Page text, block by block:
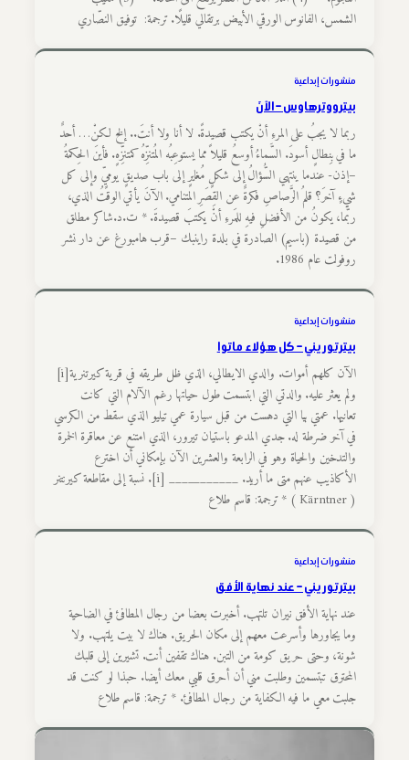
الشمس، الفانوس الورقي الأبیض برتقالي قلیلًا. ترجمة: توفيق النصّاري
منشورات إبداعية
بيتر ووترهاوس – الآنَ
ربما لا يجبُ على المرءِ أنْ يكتب قصيدةً. لا أنا ولا أنتَ.. إلخ لكنْ… أحدٌ
ما في بِنطالٍ أسودَ. السَّماءُ أوسعُ قليلاً مما يستوعِبُه المُتنزِّهُ كمتنزِّهٍ. فأينَ الحِكمةُ
–إذن- عندما ينتهي السُّؤالُ إلى شكلٍ مُغايرٍ إلى باب صديقٍ يوميٍّ وإلى كل
شيءٍ آخرَ؟ قلمُ الرَّصاصِ فكرةٌ عن القِصَرِ المتنامي. الآنَ يأتي الوقتُ الذي،
ربَّما، يكونُ من الأفضلِ فيهِ للمَرءِ أنْ يكتبَ قصيدةَ. * ت.د.شاكر مطلق
من قصيدة (باسيم) الصادرة في بلدة راينبك –قرب هامبورغ عن دار نشر
روفولت عام 1986.
منشورات إبداعية
بيتر توريني – كل هؤلاء ماتوا
الآن كلهم أموات. والدي الايطالي، الذي ظل طريقه في قرية كيرتنرية[i]
ولم يعثر عليه. والدتي التي ابتسمت طول حياتها رغم الآلام التي كانت
تعانيها. عمتي بيا التي دهست من قبل سيارة عمي تيليو الذي سقط من الكرسي
في آخر ضرطة له. جدي المدعو باستيان تيرور، الذي امتنع عن معاقرة الخمرة
والتدخين والحياة وهو في الرابعة والعشرين الآن بإمكاني أن اخترع
الأكاذيب عنهم متى ما أريد. ___________ [i]. نسبة إلى مقاطعة كيرنتنر
( Kärntner ) * ترجمة: قاسم طلاع
منشورات إبداعية
بيتر توريني – عند نهاية الأفق
عند نهاية الأفق نيران تلتهب. أخبرت بعضا من رجال المطافئ في الضاحية
وما يجاورها وأسرعت معهم إلى مكان الحريق. هناك لا بيت يلتهب. ولا
شونة، وحتى حريق كومة من التبن. هناك تقفين أنت. تشيرين إلى قلبك
المحترق تبتسمين وطلبت مني أن أحرق قلبي معك أيضا. حبذا لو كنت قد
جلبت معي ما فيه الكفاية من رجال المطافئ. * ترجمة: قاسم طلاع